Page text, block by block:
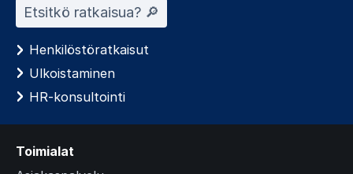
Etsitkö ratkaisua? 🔎︎
Henkilöstöratkaisut
Ulkoistaminen
HR-konsultointi
Toimialat